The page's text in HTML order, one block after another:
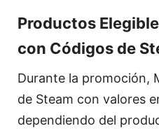
Productos
con Códigos de
Durante la promoción,
de Steam con valores
dependiendo del